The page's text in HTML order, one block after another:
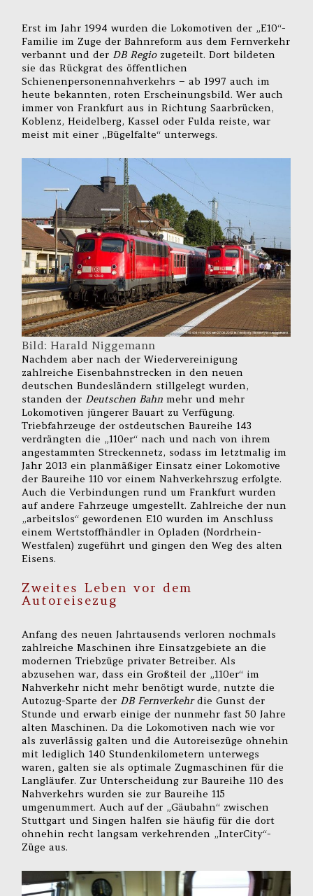
Erst im Jahr 1994 wurden die Lokomotiven der „E10“-
Familie im Zuge der Bahnreform aus dem Fernverkehr
verbannt und der DB Regiozugeteilt. Dort bildeten
sie das Rückgrat des öffentlichen
Schienenpersonennahverkehrs – ab 1997 auch im
heute bekannten, roten Erscheinungsbild. Wer auch
immer von Frankfurt aus in Richtung Saarbrücken,
Koblenz, Heidelberg, Kassel oder Fulda reiste, war
meist mit einer „Bügelfalte“ unterwegs.
Bild: Harald Niggemann
Nachdem aber nach der Wiedervereinigung
zahlreiche Eisenbahnstrecken in den neuen
deutschen Bundesländern stillgelegt wurden,
standen der Deutschen Bahn mehr und mehr
Lokomotiven jüngerer Bauart zu Verfügung.
Triebfahrzeuge der ostdeutschen Baureihe 143
verdrängten die „110er“ nach und nach von ihrem
angestammten Streckennetz, sodass im letztmalig im
Jahr 2013 ein planmäßiger Einsatz einer Lokomotive
der Baureihe 110 vor einem Nahverkehrszug erfolgte.
Auch die Verbindungen rund um Frankfurt wurden
auf andere Fahrzeuge umgestellt. Zahlreiche der nun
„arbeitslos“ gewordenen E10 wurden im Anschluss
einem Wertstoffhändler in Opladen (Nordrhein-
Westfalen) zugeführt und gingen den Weg des alten
Eisens.
Zweites Leben vor dem
Autoreisezug
Anfang des neuen Jahrtausends verloren nochmals
zahlreiche Maschinen ihre Einsatzgebiete an die
modernen Triebzüge privater Betreiber. Als
abzusehen war, dass ein Großteil der „110er“ im
Nahverkehr nicht mehr benötigt wurde, nutzte die
Autozug-Sparte der DB Fernverkehrdie Gunst der
Stunde und erwarb einige der nunmehr fast 50 Jahre
alten Maschinen. Da die Lokomotiven nach wie vor
als zuverlässig galten und die Autoreisezüge ohnehin
mit lediglich 140 Stundenkilometern unterwegs
waren, galten sie als optimale Zugmaschinen für die
Langläufer. Zur Unterscheidung zur Baureihe 110 des
Nahverkehrs wurden sie zur Baureihe 115
umgenummert. Auch auf der „Gäubahn“ zwischen
Stuttgart und Singen halfen sie häufig für die dort
ohnehin recht langsam verkehrenden „InterCity“-
Züge aus.